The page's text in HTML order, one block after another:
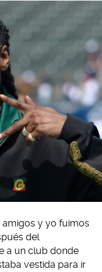
amigos y yo fuimos
del
a un club donde
vestida para ir